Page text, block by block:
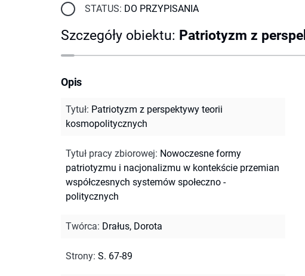
STATUS: DO PRZYPISANIA
Szczegóły obiektu: Patriotyzm z
Opis
Tytuł: Patriotyzm z perspektywy teorii
kosmopolitycznych
Tytuł pracy zbiorowej: Nowoczesne formy
patriotyzmu i nacjonalizmu w kontekście przemian
współczesnych systemów społeczno -
politycznych
Twórca: Drałus, Dorota
Strony: S. 67-89